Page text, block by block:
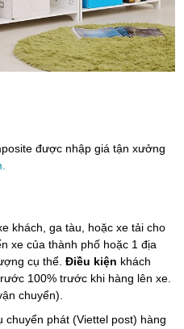
được nhập giá tận xưởng
khách, ga tàu, hoặc xe tải cho
xe của thành phố hoặc 1 địa
cụ thể.Điều kiện khách
100% trước khi hàng lên xe.
chuyển).
chuyển phát (Viettel post) hàng